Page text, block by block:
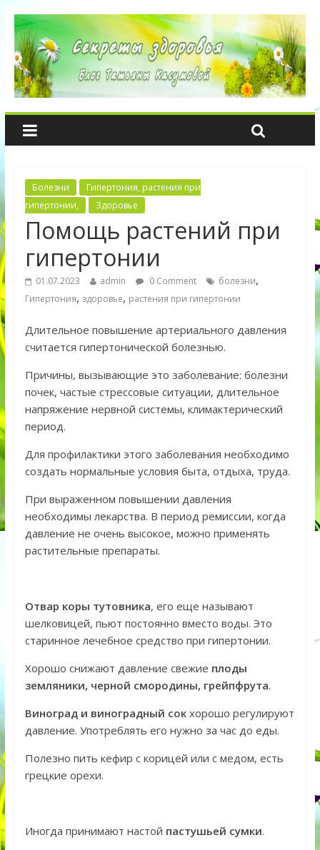
Болезни
Гипертония, растения при
гипертонии,
Здоровье
Помощь растений при
гипертонии
01.07.2023 admin 0 Comment болезни,
Гипертония, здоровье, растения при гипертонии
Длительное повышение артериального давления
считается гипертонической болезнью.
Причины, вызывающие это заболевание: болезни
почек, частые стрессовые ситуации, длительное
напряжение нервной системы, климактерический
период.
Для профилактики этого заболевания необходимо
создать нормальные условия быта, отдыха, труда.
При выраженном повышении давления
необходимы лекарства. В период ремиссии, когда
давление не очень высокое, можно применять
растительные препараты.
Отвар коры тутовника, его еще называют
шелковицей, пьют постоянно вместо воды. Это
старинное лечебное средство при гипертонии.
Хорошо снижают давление свежие плоды
земляники, черной смородины, грейпфрута.
Виноград и виноградный сокхорошо регулируют
давление. Употреблять его нужно за час до еды.
Полезно пить кефир с корицей или с медом, есть
грецкие орехи.
Иногда принимают настой пастушьей сумки.